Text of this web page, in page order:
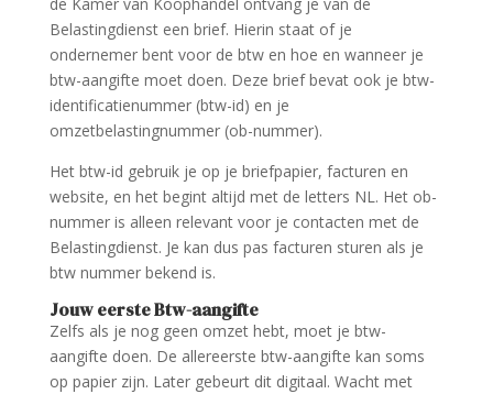
de Kamer van Koophandel ontvang je van de
Belastingdienst een brief. Hierin staat of je
ondernemer bent voor de btw en hoe en wanneer je
btw-aangifte moet doen. Deze brief bevat ook je btw-
identificatienummer (btw-id) en je
omzetbelastingnummer (ob-nummer).
Het btw-id gebruik je op je briefpapier, facturen en
website, en het begint altijd met de letters NL. Het ob-
nummer is alleen relevant voor je contacten met de
Belastingdienst. Je kan dus pas facturen sturen als je
btw nummer bekend is.
Jouw eerste Btw-aangifte
Zelfs als je nog geen omzet hebt, moet je btw-
aangifte doen. De allereerste btw-aangifte kan soms
op papier zijn. Later gebeurt dit digitaal. Wacht met